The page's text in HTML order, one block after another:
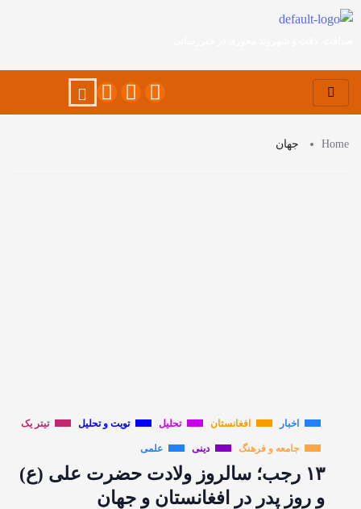
Home جهان
اخبار افغانستان تحلیل تویت و تحلیل تیتر یک
جامعه و فرهنگ دینی علمی
۱۳ رجب؛ سالروز ولادت حضرت علی (ع)
و روز پدر در افغانستان و جهان